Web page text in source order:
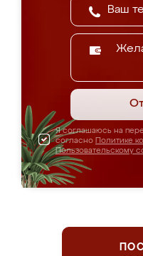
Я соглашаюсь на
согласно Политике
Пользовательскому